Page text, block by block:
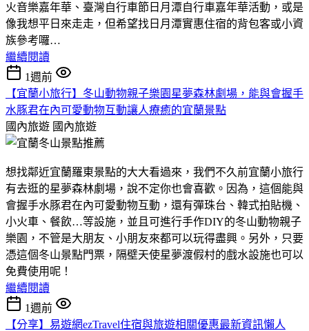
火音樂嘉年華、臺灣自行車節日月潭自行車嘉年華活動，或是
像我想平日來走走，但希望找日月潭實惠住宿的背包客或小資
族參考囉…
繼續閱讀
1週前
【宜蘭小旅行】冬山動物親子樂園星夢森林劇場，能與會握手
水豚君在內可愛動物互動讓人療癒的宜蘭景點
國內旅遊 國內旅遊
想找鄰近宜蘭羅東景點的大大看過來，我們不久前宜蘭小旅行
有去逛的星夢森林劇場，說不定你也會喜歡。因為，這個能與
會握手水豚君在內可愛動物互動，還有彈珠台、韓式拍貼機、
小火車、餐飲…等設施，並且可進行手作DIY的冬山動物親子
樂園，不管是大朋友、小朋友來都可以玩得盡興。另外，只要
憑這個冬山景點門票，隔壁天使星夢渡假村的戲水設施也可以
免費使用呢！
繼續閱讀
1週前
【分享】易遊網ezTravel住宿與旅遊相關優惠最新資訊懶人